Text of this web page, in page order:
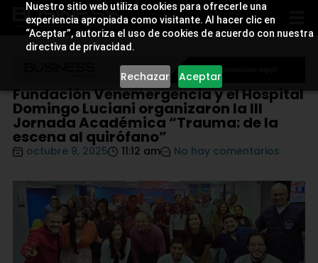
Nuestro sitio web utiliza cookies para ofrecerle una
experiencia apropiada como visitante. Al hacer clic en
“Aceptar”, autoriza el uso de cookies de acuerdo con nuestra
directiva de privacidad.
Rechazar Aceptar
Fundación Venemergencia y el Hospital
Domingo Luciani organizaron la III
Jornada Académica “Trauma: de la
escena al quirófano”
octubre 9, 2025 11:12 am No hay comentarios